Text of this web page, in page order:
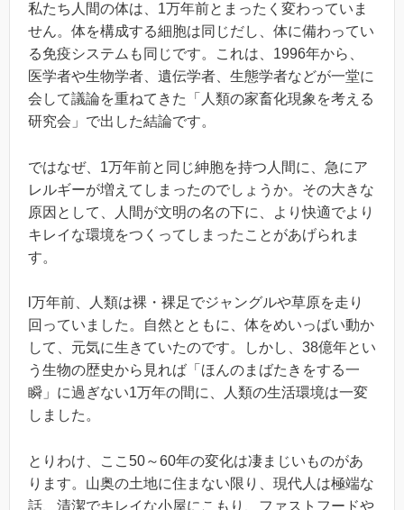
私たち人間の体は、1万年前とまったく変わっていま
せん。体を構成する細胞は同じだし、体に備わってい
る免疫システムも同じです。これは、1996年から、
医学者や生物学者、遺伝学者、生態学者などが一堂に
会して議論を重ねてきた「人類の家畜化現象を考える
研究会」で出した結論です。
ではなぜ、1万年前と同じ紳胞を持つ人間に、急にア
レルギーが増えてしまったのでしょうか。その大きな
原因として、人間が文明の名の下に、より快適でより
キレイな環境をつくってしまったことがあげられま
す。
l万年前、人類は裸・裸足でジャングルや草原を走り
回っていました。自然とともに、体をめいっばい動か
して、元気に生きていたのです。しかし、38億年とい
う生物の歴史から見れば「ほんのまばたきをする一
瞬」に過ぎない1万年の間に、人類の生活環境は一変
しました。
とりわけ、ここ50～60年の変化は凄まじいものがあ
ります。山奥の土地に住まない限り、現代人は極端な
話、清潔でキレイな小屋にこもり、ファストフードや